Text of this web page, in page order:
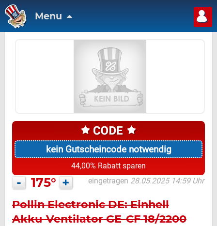
Menu
kein Gutscheincode notwendig
44,00% Rabatt sparen
- 175° + eingetragen 28.05.2025 14:59 Uhr
Pollin Electronic DE: Einhell
Akku-Ventilator GE-CF 18/2200